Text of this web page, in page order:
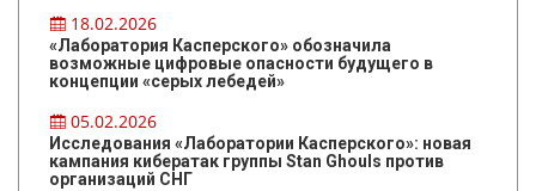
18.02.2026
«Лаборатория Касперского» обозначила
возможные цифровые опасности будущего в
концепции «серых лебедей»
05.02.2026
Исследования «Лаборатории Касперского»: новая
кампания кибератак группы Stan Ghouls против
организаций СНГ